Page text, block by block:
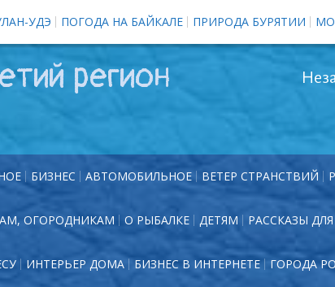
УДЭ ПОГОДА НА БАЙКАЛЕ ПРИРОДА БУРЯТИИ
регион
БИЗНЕС АВТОМОБИЛЬНОЕ ВЕТЕР СТРАНСТВИЙ
ОГОРОДНИКАМ О РЫБАЛКЕ ДЕТЯМ РАССКАЗЫ
ИНТЕРЬЕР ДОМА БИЗНЕС В ИНТЕРНЕТЕ ГОРОДА